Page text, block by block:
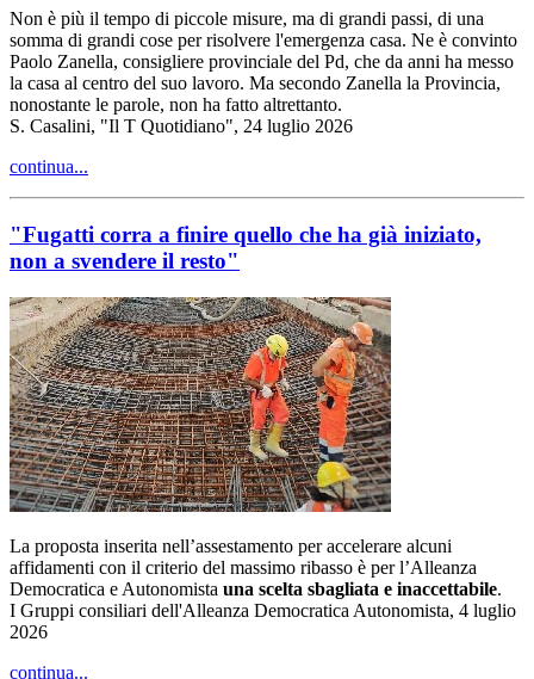
Non è più il tempo di piccole misure, ma di grandi passi, di una
somma di grandi cose per risolvere l'emergenza casa. Ne è convinto
Paolo Zanella, consigliere provinciale del Pd, che da anni ha messo
la casa al centro del suo lavoro. Ma secondo Zanella la Provincia,
nonostante le parole, non ha fatto altrettanto.
S. Casalini, "Il T Quotidiano", 24 luglio 2026
continua...
"Fugatti corra a finire quello che ha già iniziato,
non a svendere il resto"
La proposta inserita nell’assestamento per accelerare alcuni
affidamenti con il criterio del massimo ribasso è per l’Alleanza
Democratica e Autonomista una scelta sbagliata e inaccettabile.
I Gruppi consiliari dell'Alleanza Democratica Autonomista, 4 luglio
2026
continua...